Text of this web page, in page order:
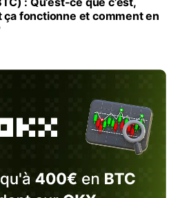
ça fonctionne et comment en